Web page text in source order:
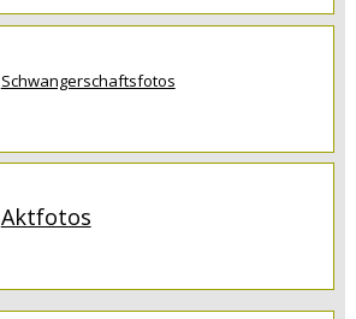
Schwangerschaftsfotos
Aktfotos